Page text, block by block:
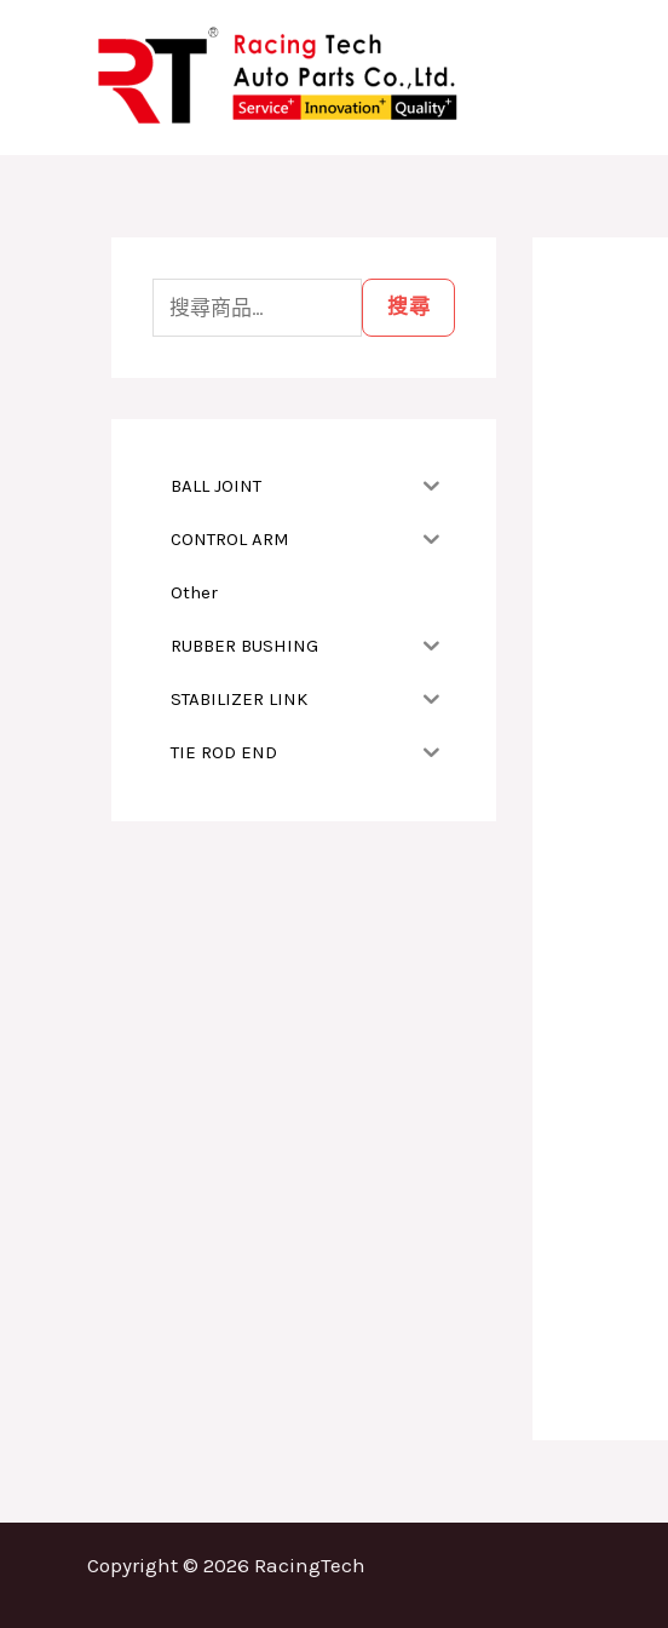
尋
關
搜尋
BALL JOINT
CONTROL ARM
Other
RUBBER BUSHING
STABILIZER LINK
TIE ROD END
Copyright © 2026 RacingTech